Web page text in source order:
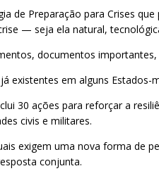
de Preparação para Crises
— seja ela natural,
documentos
existentes em alguns
30 ações para reforçar a
civis e militares.
exigem uma nova forma de
conjunta.